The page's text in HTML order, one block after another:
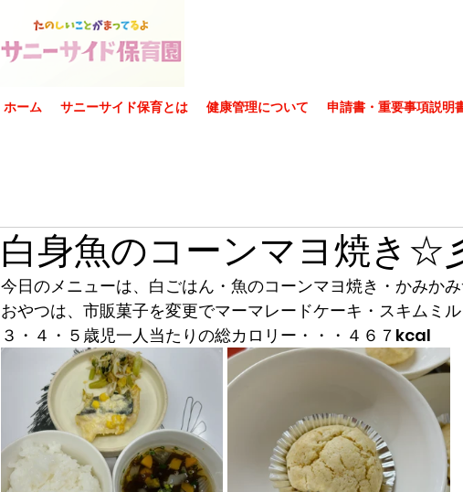
ホーム サニーサイド保育とは 健康管理について 申請書・重要事項説明
白身魚のコーンマヨ焼き☆
今日のメニューは、白ごはん・魚のコーンマヨ焼き・かみか
おやつは、市販菓子を変更でマーマレードケーキ・スキムミ
３・４・５歳児一人当たりの総カロリー・・・４６７kcal